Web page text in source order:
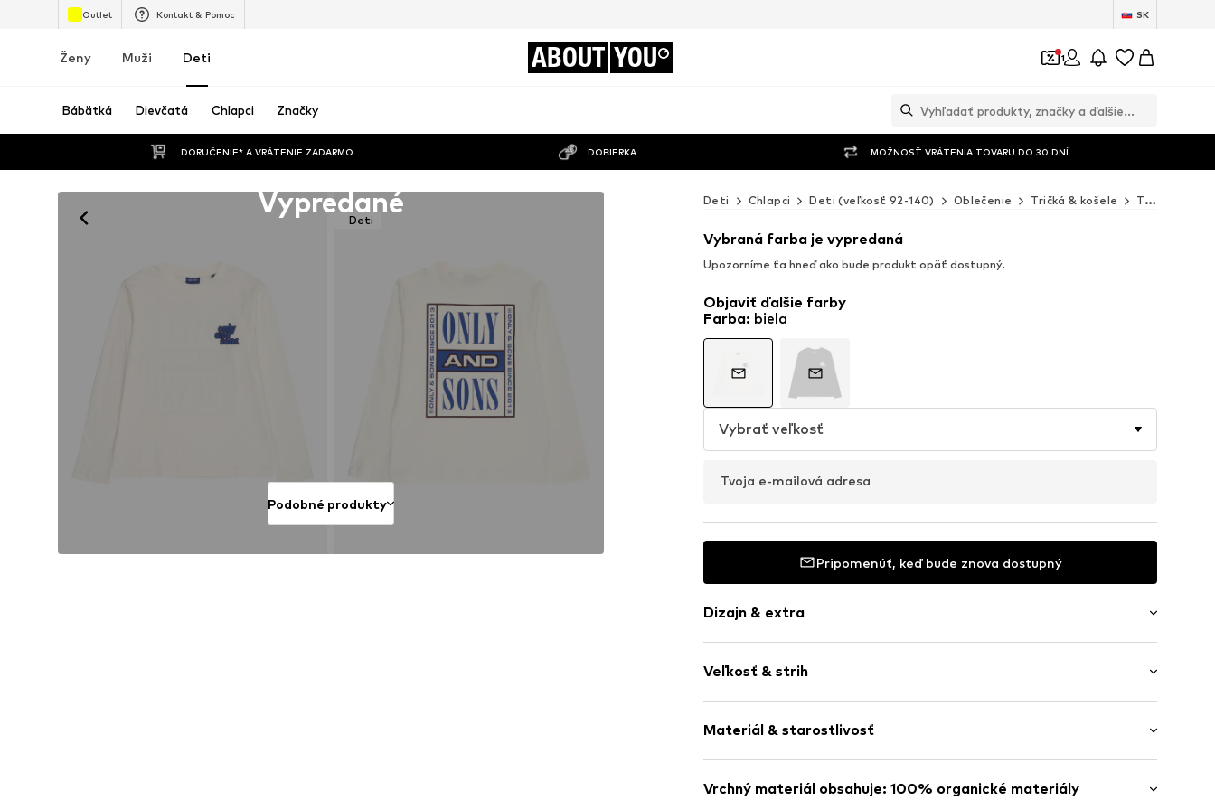
Outlet Kontakt & Pomoc SK
Ženy Muži Deti ABOUT YOU 1
Bábätká Dievčatá Chlapci Značky
DORUČENIE* A VRÁTENIE ZADARMO DOBIERKA MOŽNOSŤ VRÁTENIA TOVARU DO 30 DNÍ
Deti
Vypredané
Podobné produkty
Deti Chlapci Deti (veľkosť 92-140) Oblečenie Tričká & košele Tričká s dlhým rukávom
Vybraná farba je vypredaná
Upozorníme ťa hneď ako bude produkt opäť dostupný.
Objaviť ďalšie farby
Farba: biela
Vybrať veľkosť
Tvoja e-mailová adresa
Pripomenúť, keď bude znova dostupný
Dizajn & extra
Džersej
Okrúhly výstrih
Zošívaný lem
Mäkký omak
Veľkosť & strih
Strih: Štandardný fit
Materiál & starostlivosť
Materiál: 100% Bavlna
Vrchný materiál obsahuje: 100% organické materiály